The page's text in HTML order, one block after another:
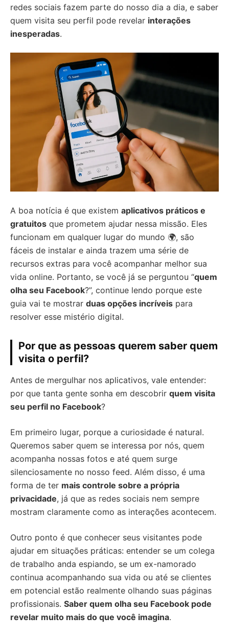
redes sociais fazem parte do nosso dia a dia, e saber
quem visita seu perfil pode revelar interações
inesperadas.
A boa notícia é que existem aplicativos práticos e
gratuitos que prometem ajudar nessa missão. Eles
funcionam em qualquer lugar do mundo 🌍, são
fáceis de instalar e ainda trazem uma série de
recursos extras para você acompanhar melhor sua
vida online. Portanto, se você já se perguntou “quem
olha seu Facebook?”, continue lendo porque este
guia vai te mostrar duas opções incríveis para
resolver esse mistério digital.
Por que as pessoas querem saber quem
visita o perfil?
Antes de mergulhar nos aplicativos, vale entender:
por que tanta gente sonha em descobrir quem visita
seu perfil no Facebook?
Em primeiro lugar, porque a curiosidade é natural.
Queremos saber quem se interessa por nós, quem
acompanha nossas fotos e até quem surge
silenciosamente no nosso feed. Além disso, é uma
forma de ter mais controle sobre a própria
privacidade, já que as redes sociais nem sempre
mostram claramente como as interações acontecem.
Outro ponto é que conhecer seus visitantes pode
ajudar em situações práticas: entender se um colega
de trabalho anda espiando, se um ex-namorado
continua acompanhando sua vida ou até se clientes
em potencial estão realmente olhando suas páginas
profissionais. Saber quem olha seu Facebook pode
revelar muito mais do que você imagina.